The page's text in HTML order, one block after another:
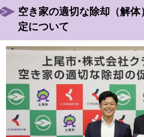
空き家の適切な除却（解
定について